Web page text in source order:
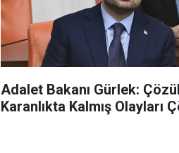
Adalet Bakanı Gürlek:
Karanlıkta Kalmış Olayları